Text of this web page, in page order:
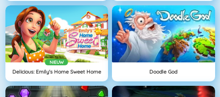
NIEUW
Delicious: Emily's Home Sweet Home Doodle God